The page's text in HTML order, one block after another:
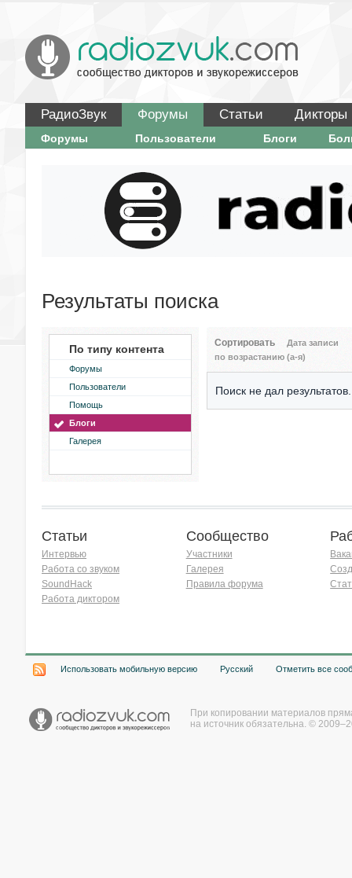
РадиоЗвук Форумы Статьи Дикторы
Форумы Пользователи Блоги
Результаты поиска
По типу контента
Форумы
Пользователи
Помощь
Блоги
Галерея
Сортировать
Дата записи
по возрастанию (а-я)
Поиск не дал результатов.
Статьи
Интервью
Работа со звуком
SoundHack
Работа диктором
Сообщество
Участники
Галерея
Правила форума
Использовать мобильную версию Русский Отметить все
При копировании материалов
на источник обязательна. ©